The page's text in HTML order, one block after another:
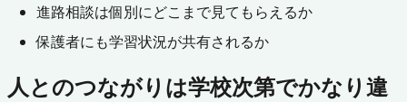
進路相談は個別にどこまで見てもらえるか
保護者にも学習状況が共有されるか
人とのつながりは学校次第でかなり違